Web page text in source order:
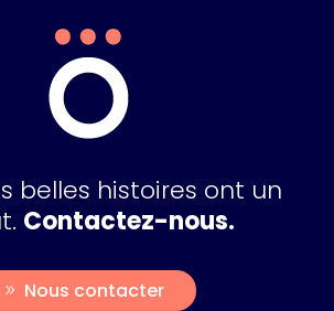
belles histoires ont un
Contactez-nous.
Nous contacter